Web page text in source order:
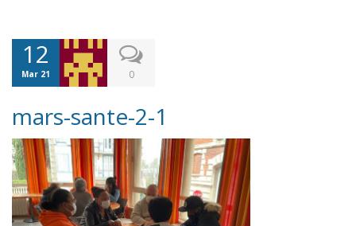
12
Mar 21 0
mars-sante-2-1